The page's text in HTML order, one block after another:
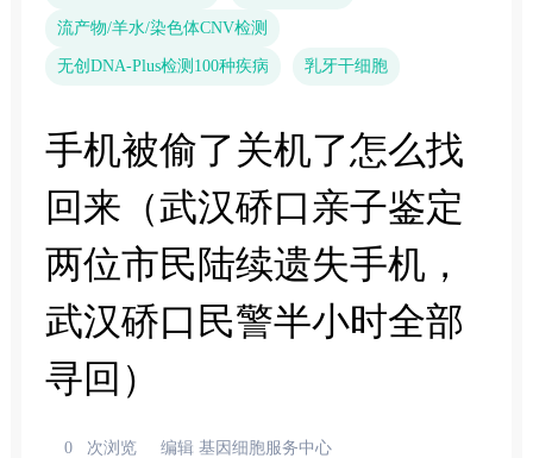
流产物/羊水/染色体CNV检测
无创DNA-Plus检测100种疾病 乳牙干细胞
手机被偷了关机了怎么找
回来（武汉硚口亲子鉴定
两位市民陆续遗失手机，
武汉硚口民警半小时全部
寻回）
0 次浏览
编辑 基因细胞服务中心